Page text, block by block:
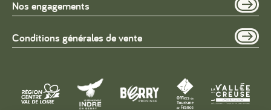
Nos engagements
Conditions générales de vente